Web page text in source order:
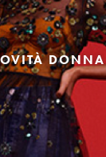
DONNA